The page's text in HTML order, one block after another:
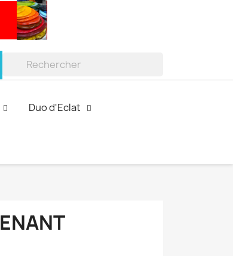
Duo d'Eclat